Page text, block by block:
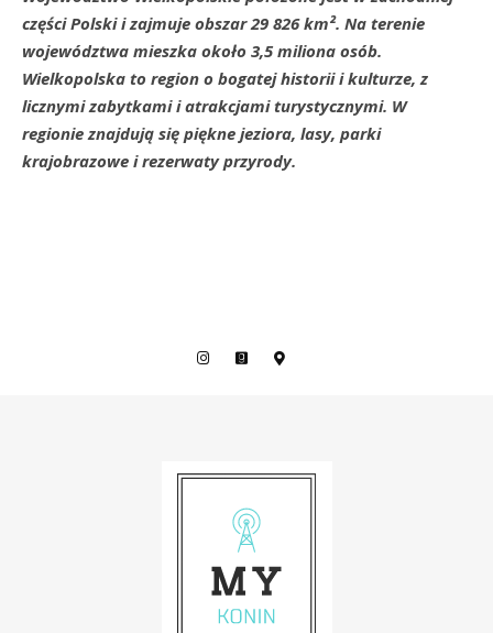
części Polski i zajmuje obszar 29 826 km². Na terenie
województwa mieszka około 3,5 miliona osób.
Wielkopolska to region o bogatej historii i kulturze, z
licznymi zabytkami i atrakcjami turystycznymi. W
regionie znajdują się piękne jeziora, lasy, parki
krajobrazowe i rezerwaty przyrody.